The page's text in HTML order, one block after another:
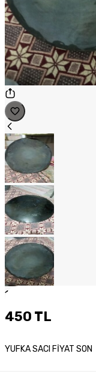
1
450 TL
YUFKA SACI FİYAT SON